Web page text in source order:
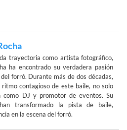
trayectoria como artista fotográfico,
ha encontrado su verdadera pasión
forró. Durante más de dos décadas,
contagioso de este baile, no solo
como DJ y promotor de eventos. Su
transformado la pista de baile,
en la escena del forró.